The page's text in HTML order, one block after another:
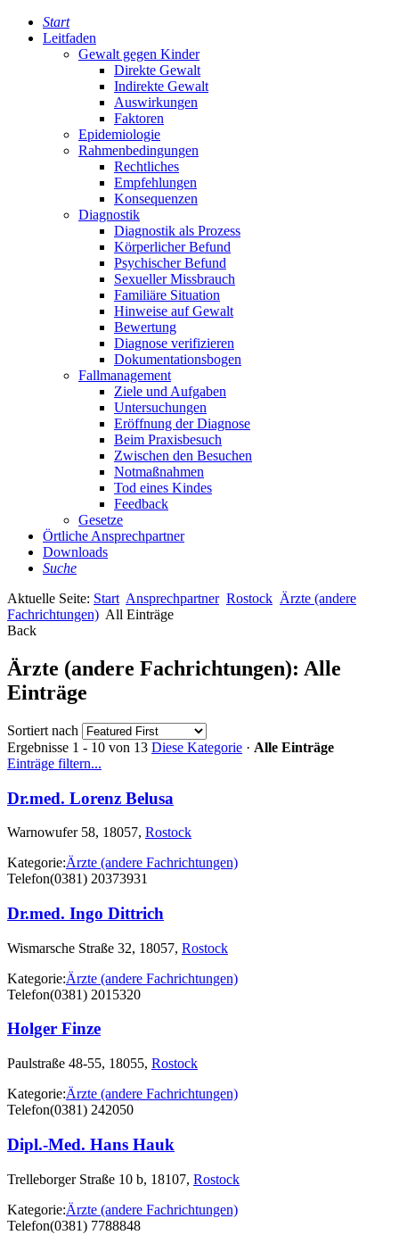
Start
Leitfaden
Gewalt gegen Kinder
Direkte Gewalt
Indirekte Gewalt
Auswirkungen
Faktoren
Epidemiologie
Rahmenbedingungen
Rechtliches
Empfehlungen
Konsequenzen
Diagnostik
Diagnostik als Prozess
Körperlicher Befund
Psychischer Befund
Sexueller Missbrauch
Familiäre Situation
Hinweise auf Gewalt
Bewertung
Diagnose verifizieren
Dokumentationsbogen
Fallmanagement
Ziele und Aufgaben
Untersuchungen
Eröffnung der Diagnose
Beim Praxisbesuch
Zwischen den Besuchen
Notmaßnahmen
Tod eines Kindes
Feedback
Gesetze
Örtliche Ansprechpartner
Downloads
Suche
Aktuelle Seite: Start Ansprechpartner Rostock Ärzte (andere
Fachrichtungen) All Einträge
Back
Ärzte (andere Fachrichtungen): Alle
Einträge
Sortiert nach
Ergebnisse 1 - 10 von 13 Diese Kategorie · Alle Einträge
Einträge filtern...
Dr.med. Lorenz Belusa
Warnowufer 58, 18057, Rostock
Kategorie:Ärzte (andere Fachrichtungen)
Telefon(0381) 20373931
Dr.med. Ingo Dittrich
Wismarsche Straße 32, 18057, Rostock
Kategorie:Ärzte (andere Fachrichtungen)
Telefon(0381) 2015320
Holger Finze
Paulstraße 48-55, 18055, Rostock
Kategorie:Ärzte (andere Fachrichtungen)
Telefon(0381) 242050
Dipl.-Med. Hans Hauk
Trelleborger Straße 10 b, 18107, Rostock
Kategorie:Ärzte (andere Fachrichtungen)
Telefon(0381) 7788848